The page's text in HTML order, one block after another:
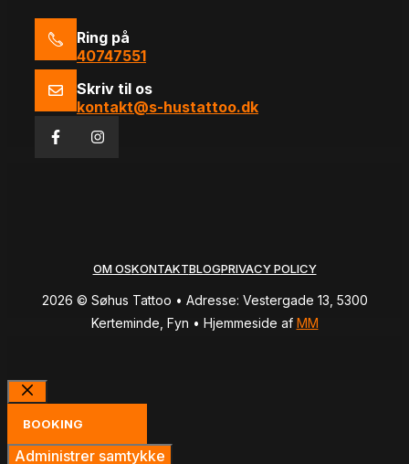
Ring på
40747551
Skriv til os
kontakt@s-hustattoo.dk
OM OSKONTAKTBLOGPRIVACY POLICY
2026 © Søhus Tattoo • Adresse: Vestergade 13, 5300
Kerteminde, Fyn • Hjemmeside af MM
Luk
BOOKING
Administrer samtykke